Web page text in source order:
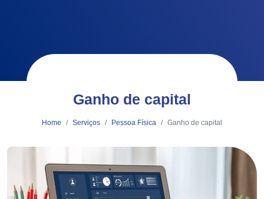
Ganho de capital
Home Serviços Pessoa Física Ganho de capital